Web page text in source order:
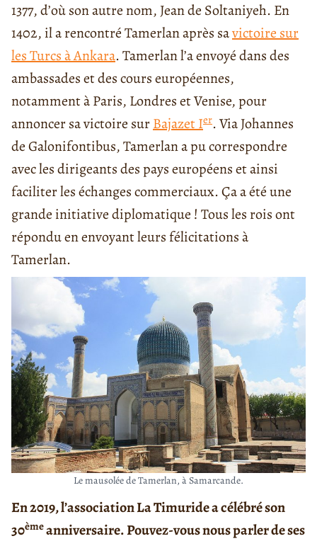
1377, d’où son autre nom, Jean de Soltaniyeh. En
1402, il a rencontré Tamerlan après savictoire sur
les Turcs à Ankara. Tamerlan l’a envoyé dans des
ambassades et des cours européennes,
notamment à Paris, Londres et Venise, pour
annoncer sa victoire surBajazet Ier. Via Johannes
de Galonifontibus, Tamerlan a pu correspondre
avec les dirigeants des pays européens et ainsi
faciliter les échanges commerciaux. Ça a été une
grande initiative diplomatique ! Tous les rois ont
répondu en envoyant leurs félicitations à
Tamerlan.
Le mausolée de Tamerlan, à Samarcande.
En 2019, l’associationLa Timuride a célébré son
30èmeanniversaire. Pouvez-vous nous parler de ses